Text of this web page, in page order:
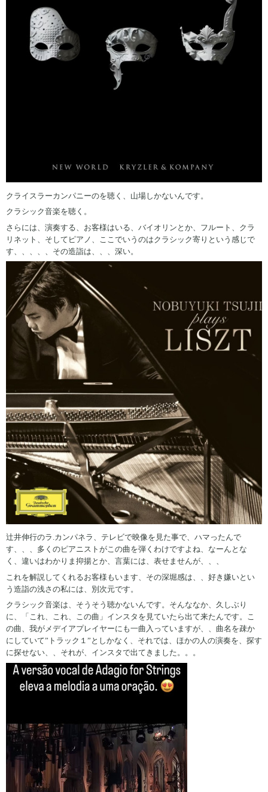
クライスラーカンパニーのを聴く、山場しかないんです。
クラシック音楽を聴く。
さらには、演奏する、お客様はいる、バイオリンとか、フルート、クラ
リネット、そしてピアノ、ここでいうのはクラシック寄りという感じで
す、、、、、その造詣は、、、深い。
辻井伸行のラ.カンパネラ、テレビで映像を見た事で、ハマったんで
す、、、多くのピアニストがこの曲を弾くわけですよね、なーんとな
く、違いはわかりま抑揚とか、言葉には、表せませんが、、、
これを解説してくれるお客様もいます、その深堀感は、、好き嫌いとい
う造詣の浅さの私には、別次元です。
クラシック音楽は、そうそう聴かないんです。そんななか、久しぶり
に、「これ、これ、この曲」インスタを見ていたら出て来たんです。こ
の曲、我がメデイアプレイヤーにも一曲入っていますが、、曲名を疎か
にしていて”トラック１”としかなく、それでは、ほかの人の演奏を、探す
に探せない、、それが、インスタで出てきました。。。